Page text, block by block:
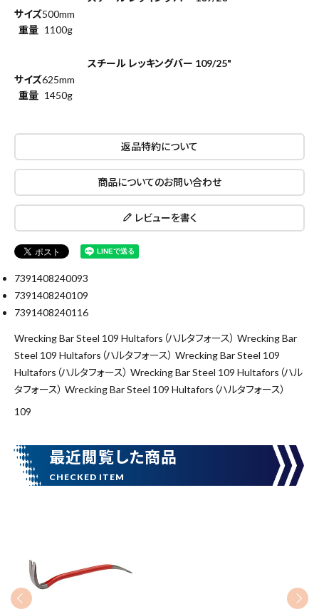
腰袋 バンスト展示品
カテゴリーから探す
円 ～
リセット この内容で検索
サイズ500mm
重量 1100g
スチール レッキングバー 109/25"
サイズ625mm
重量 1450g
返品特約について
商品についてのお問い合わせ
レビューを書く
7391408240093
7391408240109
7391408240116
Wrecking Bar Steel 109 Hultafors（ハルタフォース） Wrecking Bar
Steel 109 Hultafors（ハルタフォース） Wrecking Bar Steel 109
Hultafors（ハルタフォース） Wrecking Bar Steel 109 Hultafors（ハル
タフォース） Wrecking Bar Steel 109 Hultafors（ハルタフォース）
109
最近閲覧した商品